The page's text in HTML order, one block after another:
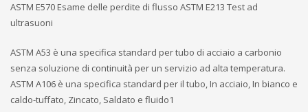
ASTM E570 Esame delle perdite di flusso ASTM E213 Test ad
ultrasuoni
ASTM A53 è una specifica standard per tubo di acciaio a carbonio
senza soluzione di continuità per un servizio ad alta temperatura.
ASTM A106 è una specifica standard per il tubo, In acciaio, In bianco e
caldo-tuffato, Zincato, Saldato e fluido1